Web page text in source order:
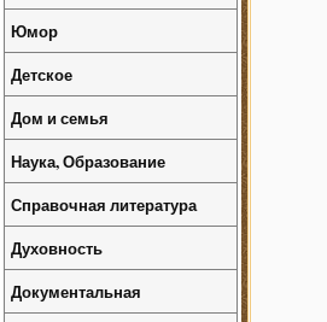
Юмор
Детское
Дом и семья
Наука, Образование
Справочная литература
Духовность
Документальная